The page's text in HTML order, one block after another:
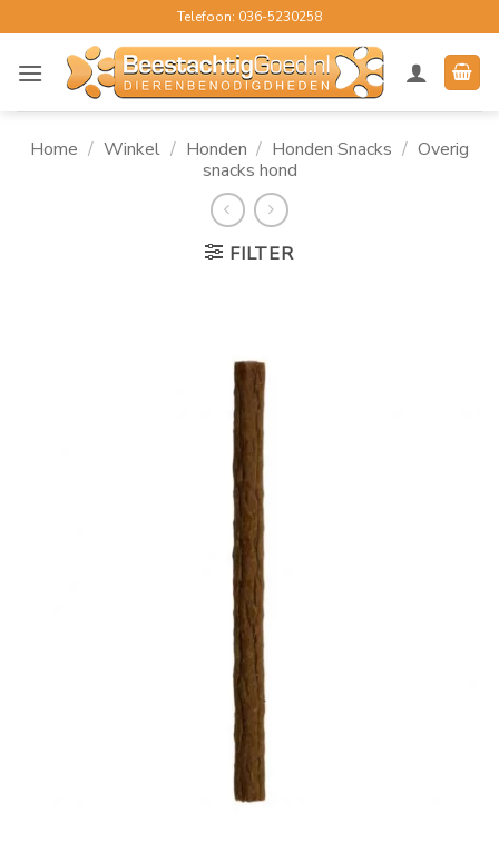
naar
inhoud
Telefoon: 036-5230258
Home / Winkel / Honden / Honden Snacks / Overig
snacks hond
FILTER